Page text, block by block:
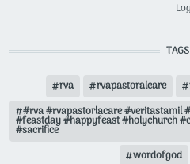
TAGS
rva rvapastoralcare
#rva #rvapastorlacare #veritastamil
#feastday #happyfeast #holychurch
#sacrifice
wordofgod